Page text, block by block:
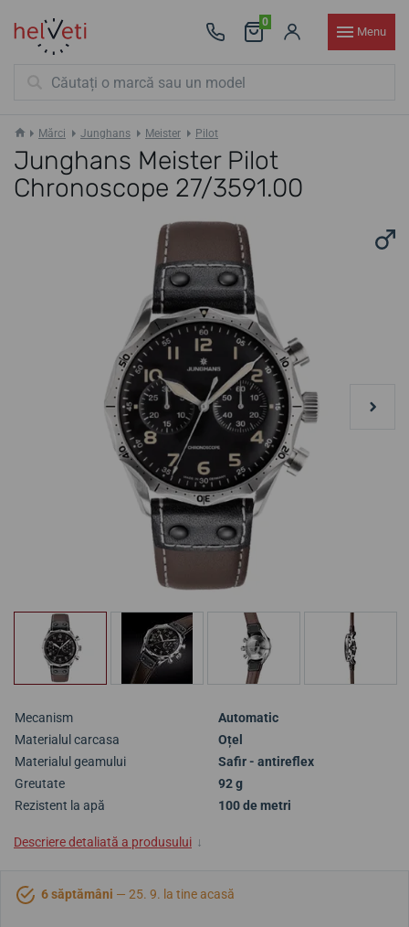
0
Menu
Mărci Junghans Meister Pilot
Junghans Meister Pilot
Chronoscope 27/3591.00
Mecanism
Automatic
Materialul carcasa
Oțel
Materialul geamului
Safir - antireflex
Greutate
92 g
Rezistent la apă
100 de metri
Descriere detaliată a produsului ↓
6 săptămâni — 25. 9. la tine acasă